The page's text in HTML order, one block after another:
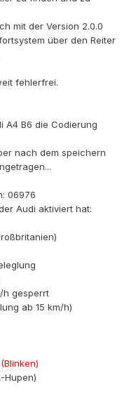
mit der Version 2.0.0
über den Reiter
fehlerfrei.
A4 B6 die Codierung
nach dem speichern
06976
Audi aktiviert hat:
h gesperrt
ab 15 km/h)
Hupen)